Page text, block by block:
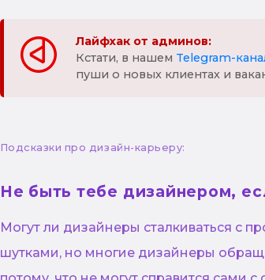
Лайфхак от админов:
Кстати, в нашем Telegram-
пуши о новых клиентах и
Подсказки про дизайн-карьеру:
Не быть тебе дизайнером,
Могут ли дизайнеры сталкиваться с
шутками, но многие дизайнеры